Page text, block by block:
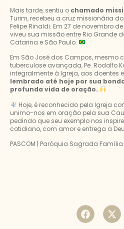
Mais tarde, sentiu o chamado
Turim, recebeu a cruz missionária
Felipe Rinaldi. Em 27 de novembro
viveu sua missão entre Rio Grande
Catarina e São Paulo.
Em São José dos Campos, mesmo
tuberculose avançada, Pe. Rodolfo
integralmente à Igreja, aos doentes
lembrado até hoje por sua
profunda vida de oração.
Hoje, é reconhecido pela Igreja
unimo-nos em oração pela sua
pedindo que seu exemplo nos
cotidiano, com amor e entrega a
PASCOM | Paróquia Sagrada Família